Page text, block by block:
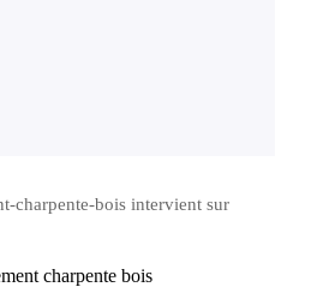
charpente-bois intervient sur
charpente bois